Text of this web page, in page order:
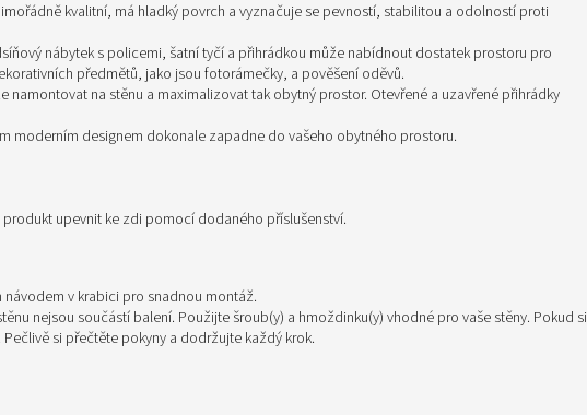
kvalitní, má hladký povrch a vyznačuje se pevností, stabilitou a odolností proti
nábytek s policemi, šatní tyčí a přihrádkou může nabídnout dostatek prostoru pro
předmětů, jako jsou fotorámečky, a pověšení oděvů.
namontovat na stěnu a maximalizovat tak obytný prostor. Otevřené a uzavřené přihrádky
moderním designem dokonale zapadne do vašeho obytného prostoru.
upevnit ke zdi pomocí dodaného příslušenství.
v krabici pro snadnou montáž.
nejsou součástí balení. Použijte šroub(y) a hmoždinku(y) vhodné pro vaše stěny. Pokud si
si přečtěte pokyny a dodržujte každý krok.